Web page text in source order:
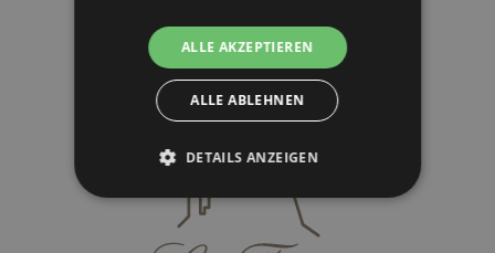
ALLE AKZEPTIEREN
ALLE ABLEHNEN
DETAILS ANZEIGEN
Unbedingt erforderlich
Performance